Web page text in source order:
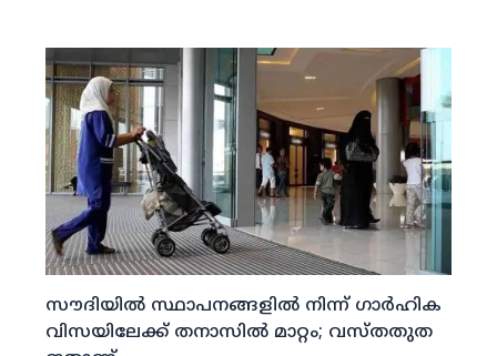
സൗദിയില്‍ സ്ഥാപനങ്ങളില്‍ നിന്ന് ഗാര്‍ഹിക
വിസയിലേക്ക് തനാസില്‍ മാറ്റം; വസ്തതുത